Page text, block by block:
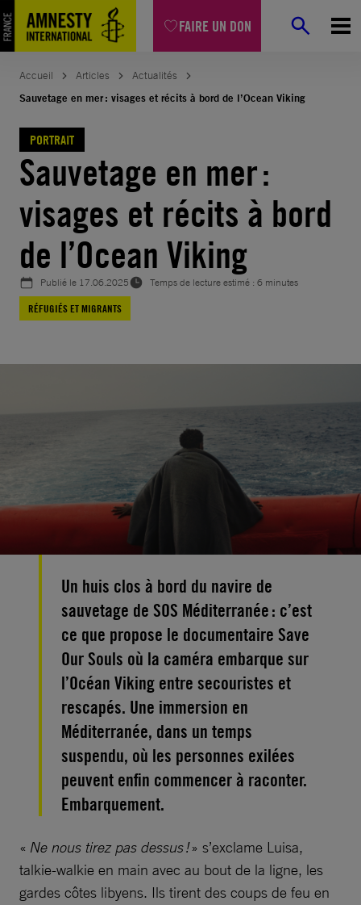
FAIRE UN DON
Aller
au
contenu
Accueil Articles
Actualités
Sauvetage en mer : visages et récits à bord de l’Ocean Viking
PORTRAIT
Sauvetage en mer :
visages et récits à bord
de l’Ocean Viking
Publié le 17.06.2025
Temps de lecture estimé : 6 minutes
RÉFUGIÉS ET MIGRANTS
Un huis clos à bord du navire de
sauvetage de SOS Méditerranée : c’est
ce que propose le documentaire Save
Our Souls où la caméra embarque sur
l’Océan Viking entre secouristes et
rescapés. Une immersion en
Méditerranée, dans un temps
suspendu, où les personnes exilées
peuvent enfin commencer à raconter.
Embarquement.
« Ne nous tirez pas dessus !» s’exclame Luisa,
talkie-walkie en main avec au bout de la ligne, les
gardes côtes libyens. Ils tirent des coups de feu en